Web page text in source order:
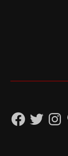
FacebookTwitter